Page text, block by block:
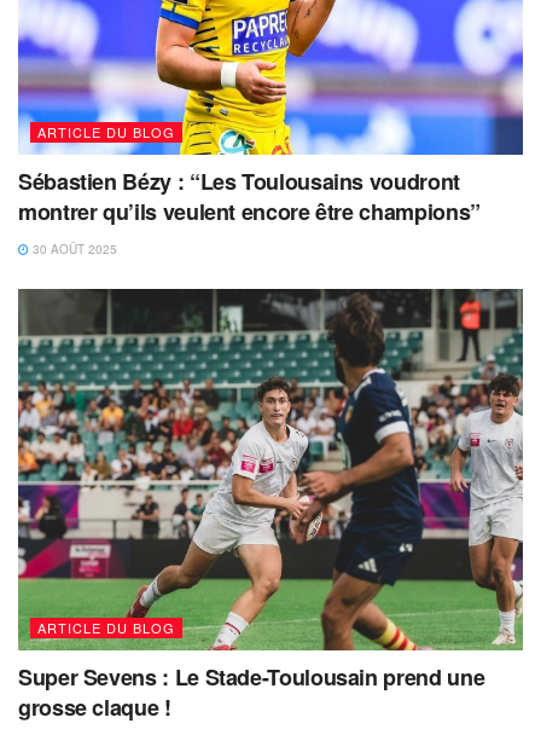
ARTICLE DU BLOG
Sébastien Bézy : “Les Toulousains voudront
montrer qu’ils veulent encore être champions”
30 AOÛT 2025
ARTICLE DU BLOG
Super Sevens : Le Stade-Toulousain prend une
grosse claque !